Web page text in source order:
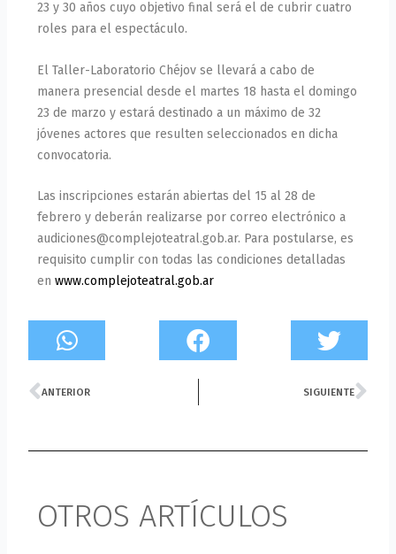
23 y 30 años cuyo objetivo final será el de cubrir cuatro
roles para el espectáculo.
El Taller-Laboratorio Chéjov se llevará a cabo de
manera presencial desde el martes 18 hasta el domingo
23 de marzo y estará destinado a un máximo de 32
jóvenes actores que resulten seleccionados en dicha
convocatoria.
Las inscripciones estarán abiertas del 15 al 28 de
febrero y deberán realizarse por correo electrónico a
audiciones@complejoteatral.gob.ar. Para postularse, es
requisito cumplir con todas las condiciones detalladas
enwww.complejoteatral.gob.ar
Prev
ANTERIOR SIGUIENTE
OTROS ARTÍCULOS